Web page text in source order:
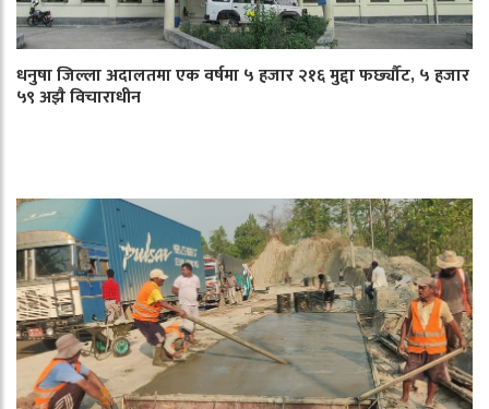
धनुषा जिल्ला अदालतमा एक वर्षमा ५ हजार २१६ मुद्दा फर्छ्यौट, ५ हजार
५९ अझै विचाराधीन